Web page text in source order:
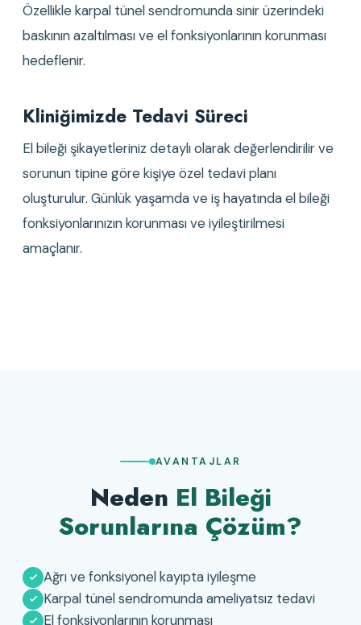
Özellikle karpal tünel sendromunda sinir üzerindeki
baskının azaltılması ve el fonksiyonlarının korunması
hedeflenir.
Kliniğimizde Tedavi Süreci
El bileği şikayetleriniz detaylı olarak değerlendirilir ve
sorunun tipine göre kişiye özel tedavi planı
oluşturulur. Günlük yaşamda ve iş hayatında el bileği
fonksiyonlarınızın korunması ve iyileştirilmesi
amaçlanır.
AVANTAJLAR
Neden El Bileği
Sorunlarına Çözüm?
Ağrı ve fonksiyonel kayıpta iyileşme
Karpal tünel sendromunda ameliyatsız tedavi
El fonksiyonlarının korunması